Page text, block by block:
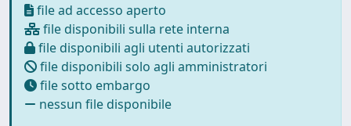
file ad accesso aperto
file disponibili sulla rete interna
file disponibili agli utenti autorizzati
file disponibili solo agli amministratori
file sotto embargo
nessun file disponibile